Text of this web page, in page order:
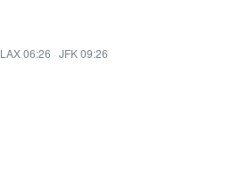
LAX 06:26 · JFK 09:26